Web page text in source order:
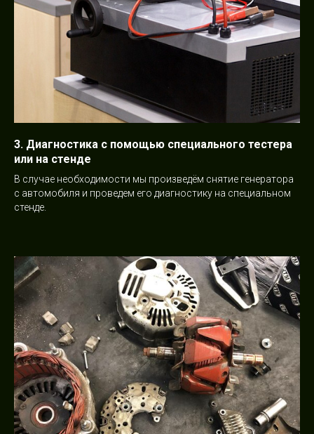
3. Диагностика с помощью специального тестера
или на стенде
В случае необходимости мы произведём снятие генератора
с автомобиля и проведем его диагностику на специальном
стенде.